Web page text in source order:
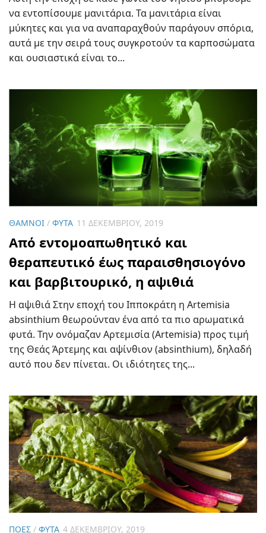
να εντοπίσουμε μανιτάρια. Τα μανιτάρια είναι
μύκητες και για να αναπαραχθούν παράγουν σπόρια,
αυτά με την σειρά τους συγκροτούν τα καρποσώματα
και ουσιαστικά είναι το...
ΘΆΜΝΟΙ / ΦΥΤΆ 11 ΔΕΚΕΜΒΡΊΟΥ, 2019
Από εντομοαπωθητικό και
θεραπευτικό έως παραισθησιογόνο
και βαρβιτουρικό, η αψιθιά
Η αψιθιά Στην εποχή του Ιπποκράτη η Artemisia
absinthium θεωρούνταν ένα από τα πιο αρωματικά
φυτά. Την ονόμαζαν Αρτεμισία (Artemisia) προς τιμή
της Θεάς Άρτεμης και αψίνθιον (absinthium), δηλαδή
αυτό που δεν πίνεται. Οι ιδιότητες της...
ΠΌΕΣ / ΦΥΤΆ 4 ΔΕΚΕΜΒΡΊΟΥ, 2019